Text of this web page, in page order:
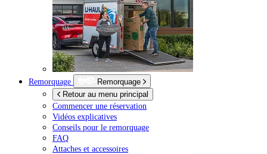
Remorquage
Remorquage
Retour au menu principal
Commencer une réservation
Vidéos explicatives
Conseils pour le remorquage
FAQ
Attaches et accessoires